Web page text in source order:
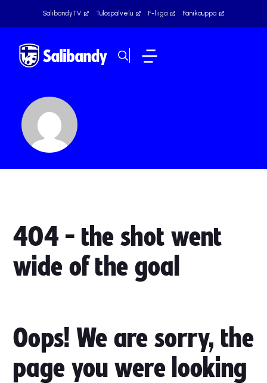
SalibandyTV Tulospalvelu F-liiga Fanikauppa
404 - the shot went
wide of the goal
Oops! We are sorry, the
page you were looking